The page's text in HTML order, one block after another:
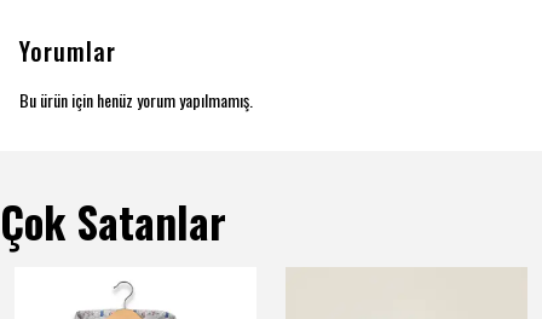
Yorumlar
Bu ürün için henüz yorum yapılmamış.
Çok Satanlar